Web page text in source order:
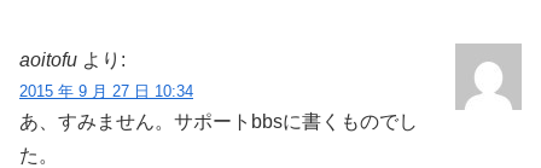
aoitofu より:
2015 年 9 月 27 日 10:34
あ、すみません。サポートbbsに書くものでし
た。